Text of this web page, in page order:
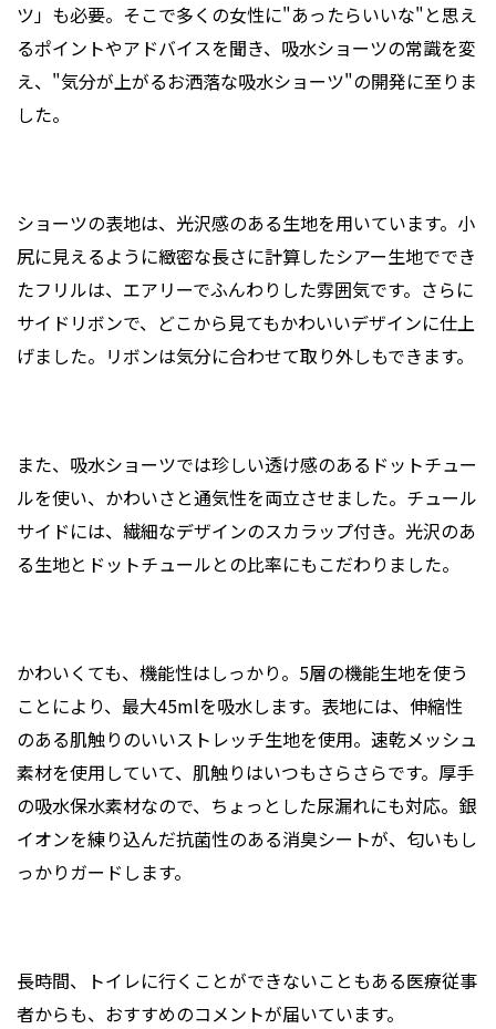
ツ」も必要。そこで多くの女性に"あったらいいな"と思え
るポイントやアドバイスを聞き、吸水ショーツの常識を変
え、"気分が上がるお洒落な吸水ショーツ"の開発に至りま
した。
ショーツの表地は、光沢感のある生地を用いています。小
尻に見えるように緻密な長さに計算したシアー生地ででき
たフリルは、エアリーでふんわりした雰囲気です。さらに
サイドリボンで、どこから見てもかわいいデザインに仕上
げました。リボンは気分に合わせて取り外しもできます。
また、吸水ショーツでは珍しい透け感のあるドットチュー
ルを使い、かわいさと通気性を両立させました。チュール
サイドには、繊細なデザインのスカラップ付き。光沢のあ
る生地とドットチュールとの比率にもこだわりました。
かわいくても、機能性はしっかり。5層の機能生地を使う
ことにより、最大45mlを吸水します。表地には、伸縮性
のある肌触りのいいストレッチ生地を使用。速乾メッシュ
素材を使用していて、肌触りはいつもさらさらです。厚手
の吸水保水素材なので、ちょっとした尿漏れにも対応。銀
イオンを練り込んだ抗菌性のある消臭シートが、匂いもし
っかりガードします。
長時間、トイレに行くことができないこともある医療従事
者からも、おすすめのコメントが届いています。